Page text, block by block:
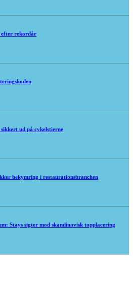
rekordår
ud på cykelstierne
bekymring i restaurationsbranchen
Stays sigter mod skandinavisk topplacering